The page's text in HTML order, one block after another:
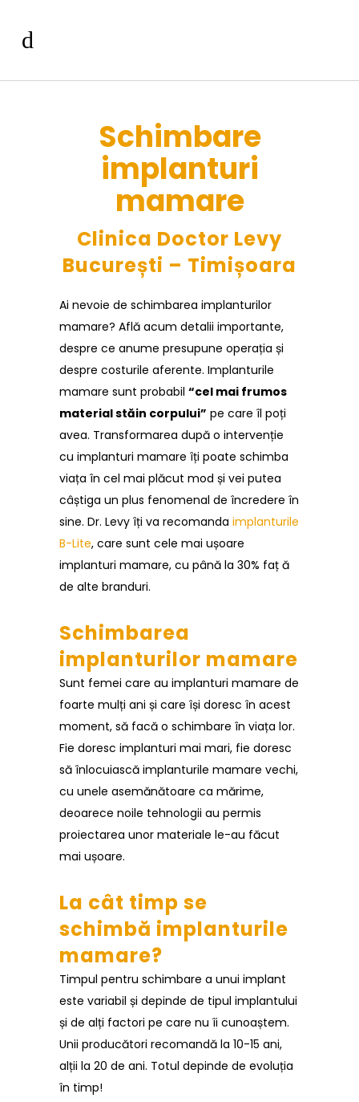
Schimbare
implanturi
mamare
Clinica Doctor Levy
București – Timișoara
Ai nevoie de schimbarea implanturilor
mamare? Află acum detalii importante,
despre ce anume presupune operația și
despre costurile aferente. Implanturile
mamare sunt probabil “cel mai frumos
material stăin corpului” pe care îl poți
avea. Transformarea după o intervenție
cu implanturi mamare îți poate schimba
viața în cel mai plăcut mod și vei putea
câștiga un plus fenomenal de încredere în
sine. Dr. Levy îți va recomanda implanturile
B-Lite, care sunt cele mai ușoare
implanturi mamare, cu până la 30% faț ă
de alte branduri.
Schimbarea
implanturilor mamare
Sunt femei care au implanturi mamare de
foarte mulți ani și care își doresc în acest
moment, să facă o schimbare în viața lor.
Fie doresc implanturi mai mari, fie doresc
să înlocuiască implanturile mamare vechi,
cu unele asemănătoare ca mărime,
deoarece noile tehnologii au permis
proiectarea unor materiale le-au făcut
mai ușoare.
La cât timp se
schimbă implanturile
mamare?
Timpul pentru schimbare a unui implant
este variabil și depinde de tipul implantului
și de alți factori pe care nu îi cunoaștem.
Unii producători recomandă la 10-15 ani,
alții la 20 de ani. Totul depinde de evoluția
în timp!